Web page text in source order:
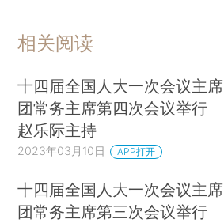
相关阅读
十四届全国人大一次会议主席
团常务主席第四次会议举行
赵乐际主持
2023年03月10日 APP打开
十四届全国人大一次会议主席
团常务主席第三次会议举行